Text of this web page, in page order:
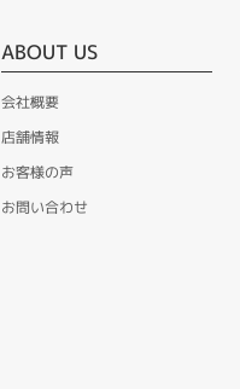
ABOUT US
会社概要
店舗情報
お客様の声
お問い合わせ